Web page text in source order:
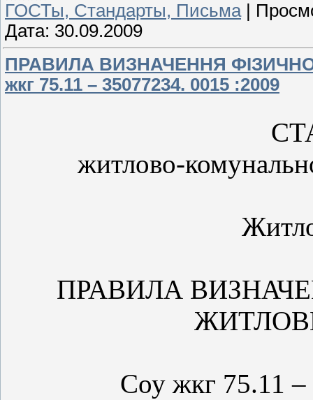
ГОСТы, Стандарты, Письма|
Дата: 30.09.2009
ПРАВИЛА ВИЗНАЧЕННЯ
жкг 75.11 – 35077234. 0015 :2009
житлово-
ПРАВИЛА
Соу жкг 75.11